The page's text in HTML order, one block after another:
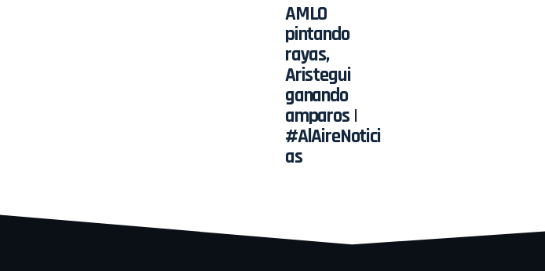
AMLO
pintando
rayas,
Aristegui
ganando
amparos |
#AlAireNotici
as